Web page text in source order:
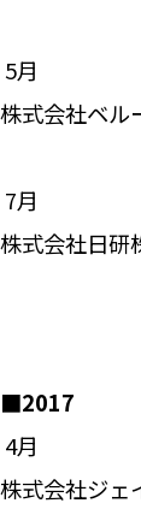
―― 5月
株式会社ベル
―― 7月
株式会社日研
■2017
―― 4月
株式会社ジェ